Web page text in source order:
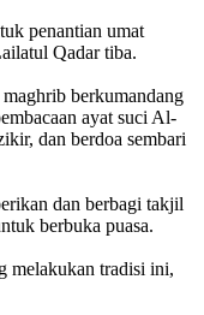
penantian umat
Qadar tiba.
berkumandang
ayat suci Al-
dan berdoa sembari
dan berbagi takjil
berbuka puasa.
melakukan tradisi ini,